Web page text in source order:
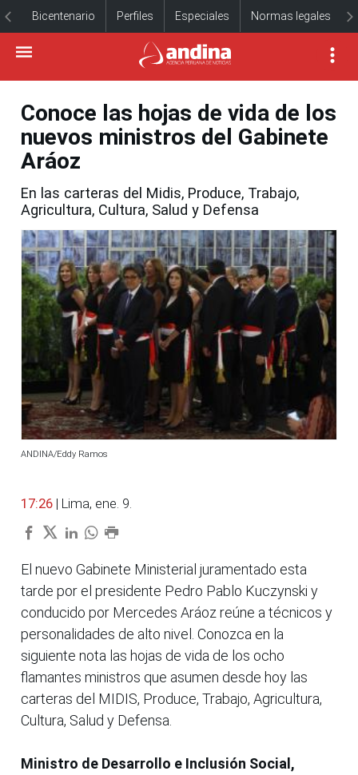
Bicentenario Perfiles Especiales Normas legales
Conoce las hojas de vida de los
nuevos ministros del Gabinete
Aráoz
En las carteras del Midis, Produce, Trabajo,
Agricultura, Cultura, Salud y Defensa
ANDINA/Eddy Ramos
17:26 | Lima, ene. 9.
El nuevo Gabinete Ministerial juramentado esta
tarde por el presidente Pedro Pablo Kuczynski y
conducido por Mercedes Aráoz reúne a técnicos y
personalidades de alto nivel. Conozca en la
siguiente nota las hojas de vida de los ocho
flamantes ministros que asumen desde hoy las
carteras del MIDIS, Produce, Trabajo, Agricultura,
Cultura, Salud y Defensa.
Ministro de Desarrollo e Inclusión Social,